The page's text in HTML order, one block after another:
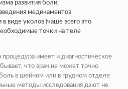
развития боли.
медикаментов
виде уколов (чаще всего это
точки на теле
имеет и диагностическое
что врач не может точно
в шейном или в грудном отделе
методы исследования дают не